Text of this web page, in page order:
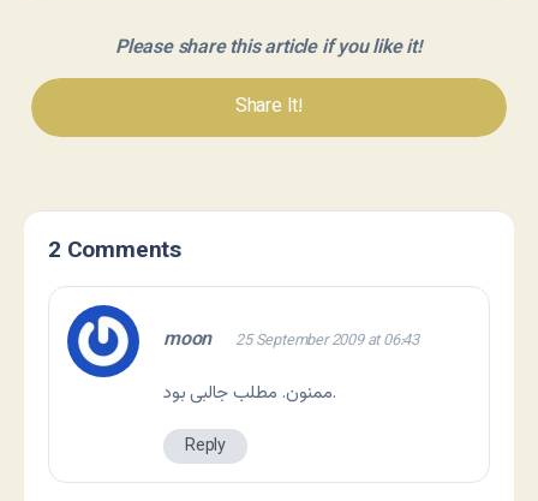
Please share this article if you like it!
Share It!
2 Comments
moon 25 September 2009 at 06:43
ممنون. مطلب جالبی بود.
Reply